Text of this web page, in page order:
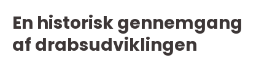
En historisk gennemgang
af drabsudviklingen